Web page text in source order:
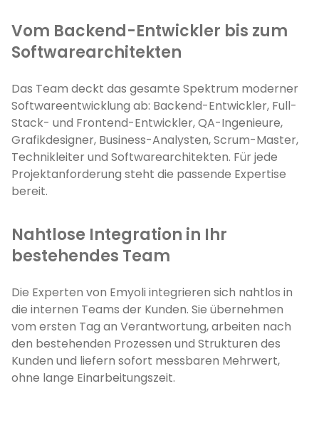
Vom Backend-Entwickler bis zum
Softwarearchitekten
Das Team deckt das gesamte Spektrum moderner
Softwareentwicklung ab: Backend-Entwickler, Full-
Stack- und Frontend-Entwickler, QA-Ingenieure,
Grafikdesigner, Business-Analysten, Scrum-Master,
Technikleiter und Softwarearchitekten. Für jede
Projektanforderung steht die passende Expertise
bereit.
Nahtlose Integration in Ihr
bestehendes Team
Die Experten von Emyoli integrieren sich nahtlos in
die internen Teams der Kunden. Sie übernehmen
vom ersten Tag an Verantwortung, arbeiten nach
den bestehenden Prozessen und Strukturen des
Kunden und liefern sofort messbaren Mehrwert,
ohne lange Einarbeitungszeit.